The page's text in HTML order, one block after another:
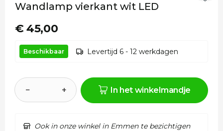
Wandlamp vierkant wit LED
€ 45,00
Beschikbaar Levertijd 6 - 12 werkdagen
− + In het winkelmandje
Ook in onze winkel in Emmen te bezichtigen